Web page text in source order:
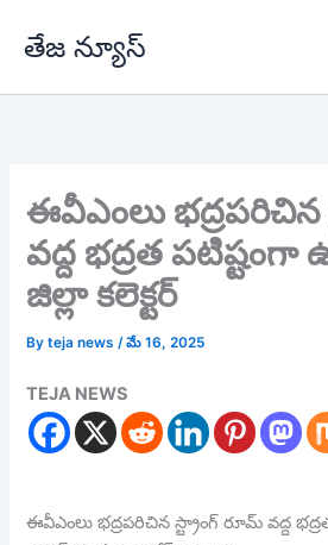
తేజ న్యూస్
ఈవీఎంలు భద్రపరిచిన
వద్ద భద్రత
జిల్లా కలెక్టర్
Byteja news/మే 16, 2025
TEJA NEWS
ఈవీఎంలు భద్రపరిచిన స్ట్రాంగ్ రూమ్ వద్ద